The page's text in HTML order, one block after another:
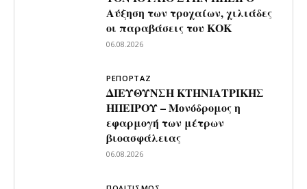
Αύξηση των τροχαίων, χιλιάδες
οι παραβάσεις του ΚΟΚ
06.08.2026
ΡΕΠΟΡΤΑΖ
ΔΙΕΥΘΥΝΣΗ ΚΤΗΝΙΑΤΡΙΚΗΣ
ΗΠΕΙΡΟΥ – Μονόδρομος η
εφαρμογή των μέτρων
βιοασφάλειας
06.08.2026